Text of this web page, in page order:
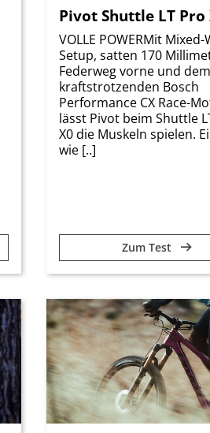
Pivot Shuttle LT Pro
VOLLE POWERMit Mixed-
Setup, satten 170
Federweg vorne und dem
kraftstrotzenden Bosch
Performance CX Race-
lässt Pivot beim Shuttle
X0 die Muskeln spielen.
wie [..]
Zum Test